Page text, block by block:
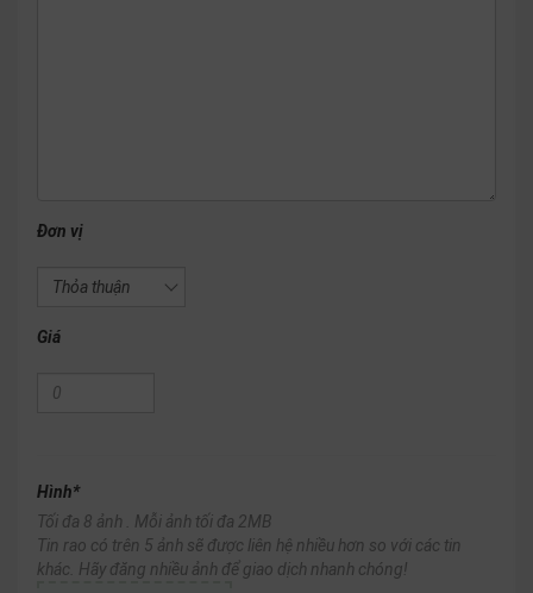
Đơn vị
Giá
Hình*
Tối đa 8 ảnh . Mỗi ảnh tối đa 2MB
Tin rao có trên 5 ảnh sẽ được liên hệ nhiều hơn so với các tin
khác. Hãy đăng nhiều ảnh để giao dịch nhanh chóng!